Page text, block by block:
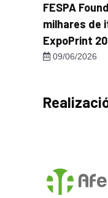
FESPA
milhares de
ExpoPrint
09/06/2026